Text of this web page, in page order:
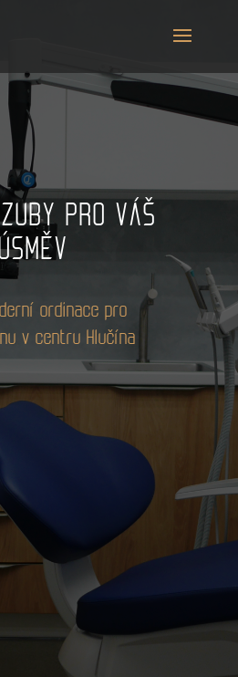
PRO VÁŠ
ordinace pro
v centru Hlučína